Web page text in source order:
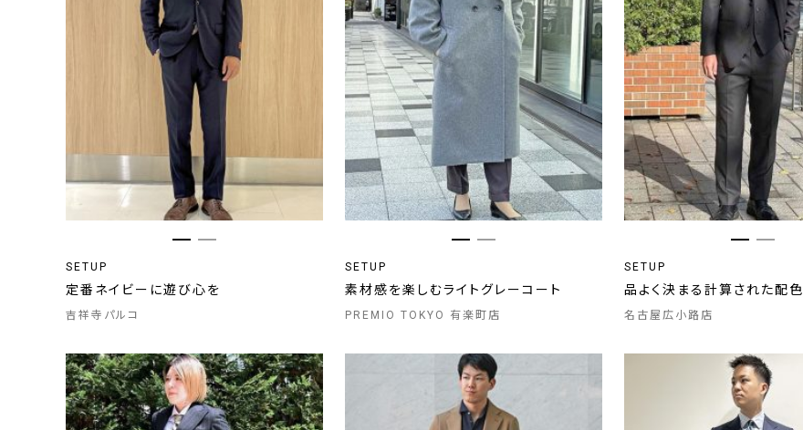
SETUP
定番ネイビーに遊び心を
吉祥寺パルコ
SETUP
素材感を楽しむライトグレーコート
PREMIO TOKYO 有楽町店
SETUP
品よく決まる計算された配色
名古屋広小路店